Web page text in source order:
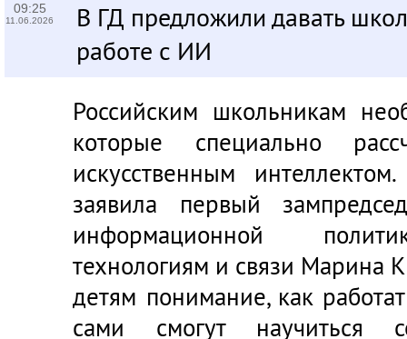
09:25
11.06.2026
В ГД предложили давать
работе с ИИ
Российским школьникам
которые специально
искусственным
заявила первый
информационной
технологиям и связи Марина
детям понимание, как
сами смогут научиться